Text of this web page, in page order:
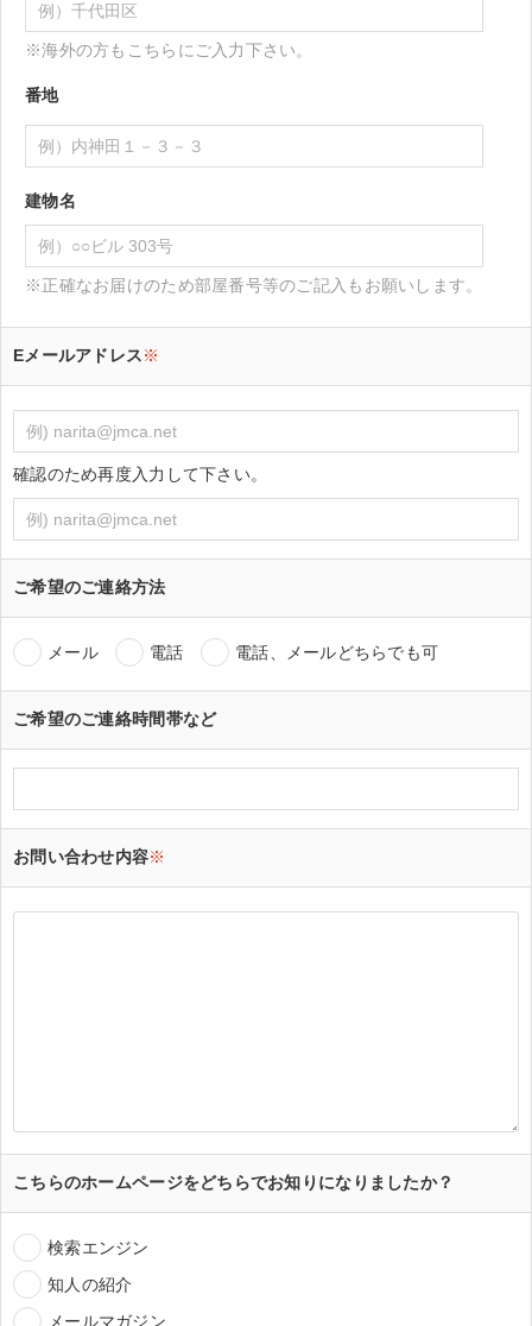
※海外の方もこちらにご入力下さい。
番地
建物名
※正確なお届けのため部屋番号等のご記入もお願いします。
Eメールアドレス※
確認のため再度入力して下さい。
ご希望のご連絡方法
メール 電話 電話、メールどちらでも可
ご希望のご連絡時間帯など
お問い合わせ内容※
こちらのホームページをどちらでお知りになりましたか？
検索エンジン
知人の紹介
メールマガジン